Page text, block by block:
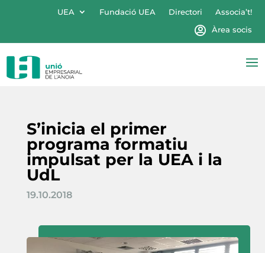
UEA Fundació UEA Directori
Associa’t!
Àrea socis
S’inicia el primer
programa formatiu
impulsat per la UEA i la
UdL
19.10.2018